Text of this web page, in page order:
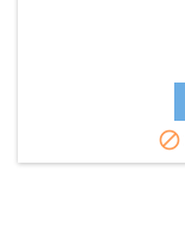
